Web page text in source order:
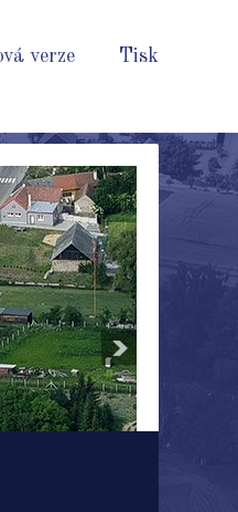
Tisk
verze